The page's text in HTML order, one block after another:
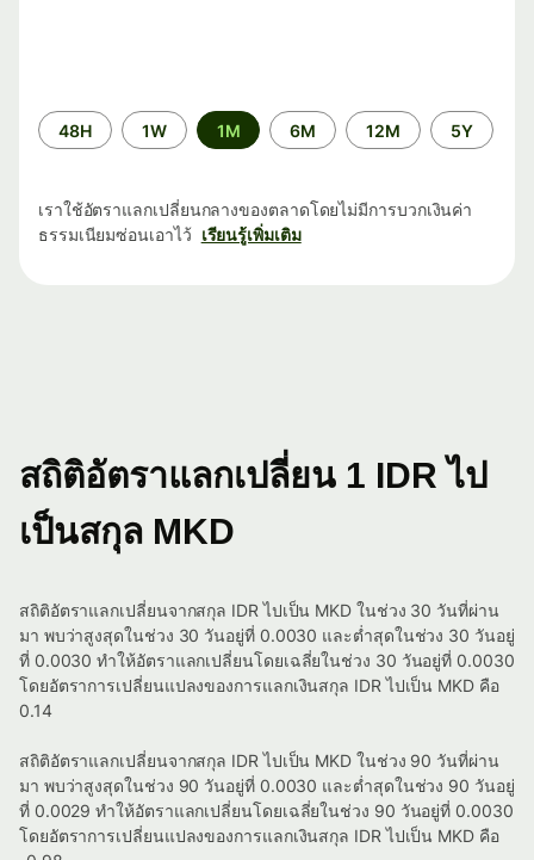
ระยะ
เวลา
48H 1W 1M 6M 12M 5Y
เราใช้อัตราแลกเปลี่ยนกลางของตลาดโดยไม่มีการบวกเงินค่า
ธรรมเนียมซ่อนเอาไว้ เรียนรู้เพิ่มเติม
สถิติอัตราแลกเปลี่ยน 1 IDR ไป
เป็นสกุล MKD
สถิติอัตราแลกเปลี่ยนจากสกุล IDR ไปเป็น MKD ในช่วง 30 วันที่ผ่าน
มา พบว่าสูงสุดในช่วง 30 วันอยู่ที่ 0.0030 และต่ำสุดในช่วง 30 วันอยู่
ที่ 0.0030 ทำให้อัตราแลกเปลี่ยนโดยเฉลี่ยในช่วง 30 วันอยู่ที่ 0.0030
โดยอัตราการเปลี่ยนแปลงของการแลกเงินสกุล IDR ไปเป็น MKD คือ
0.14
สถิติอัตราแลกเปลี่ยนจากสกุล IDR ไปเป็น MKD ในช่วง 90 วันที่ผ่าน
มา พบว่าสูงสุดในช่วง 90 วันอยู่ที่ 0.0030 และต่ำสุดในช่วง 90 วันอยู่
ที่ 0.0029 ทำให้อัตราแลกเปลี่ยนโดยเฉลี่ยในช่วง 90 วันอยู่ที่ 0.0030
โดยอัตราการเปลี่ยนแปลงของการแลกเงินสกุล IDR ไปเป็น MKD คือ